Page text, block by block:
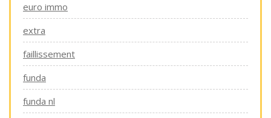
euro immo
extra
faillissement
funda
funda nl